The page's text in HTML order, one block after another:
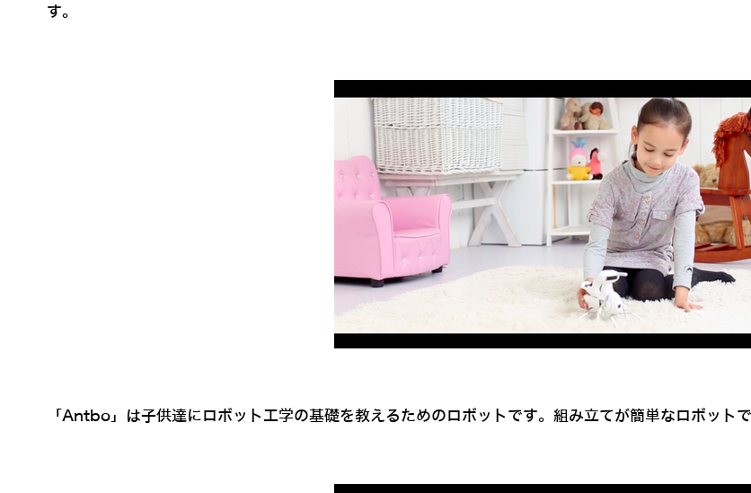
す。
「Antbo」は子供達にロボット工学の基礎を教えるためのロボットです。組み立てが簡単なロボット